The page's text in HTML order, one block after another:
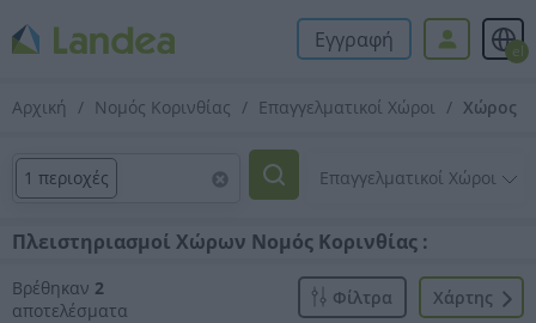
Εγγραφή el
Αρχική Νομός Κορινθίας Επαγγελματικοί Χώροι Χώρος
1 περιοχές
Πλειστηριασμοί Χώρων Νομός Κορινθίας :
Βρέθηκαν 2
αποτελέσματα
Xάρτης
Φίλτρα